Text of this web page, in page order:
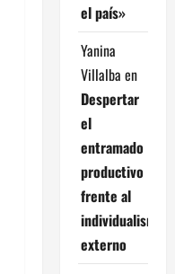
el país»
Yanina
Villalba en
Despertar
el
entramado
productivo
frente al
individualismo
externo